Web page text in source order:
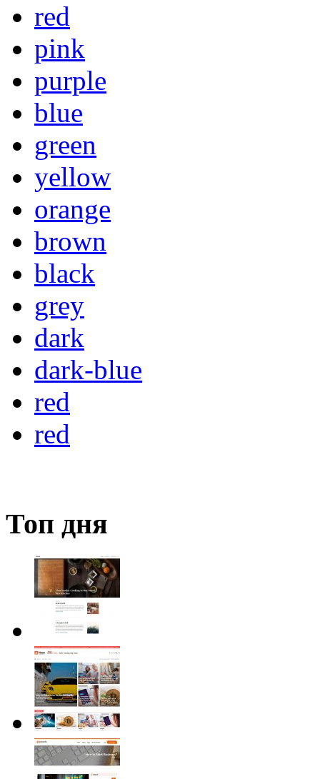
red
pink
purple
blue
green
yellow
orange
brown
black
grey
dark
dark-blue
red
red
Топ дня